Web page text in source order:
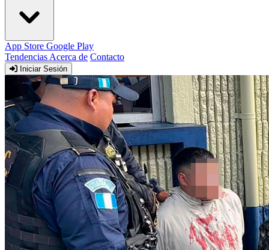
App Store Google Play
Tendencias Acerca de Contacto
Iniciar Sesión